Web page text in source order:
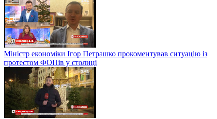
Міністр економіки Ігор Петрашко прокоментував ситуацію із
протестом ФОПів у столиці